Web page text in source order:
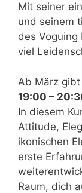
Mit seiner
und seinem
des
viel
Ab März
19:00 –
In diesem
Attitude,
ikonischen
erste
Raum, dich